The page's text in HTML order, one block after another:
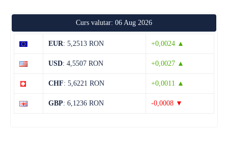
Curs valutar: 06 Aug 2026
EUR: 5,2513 RON +0,0024 ▲
USD: 4,5507 RON +0,0027 ▲
CHF: 5,6221 RON +0,0011 ▲
GBP: 6,1236 RON -0,0008 ▼